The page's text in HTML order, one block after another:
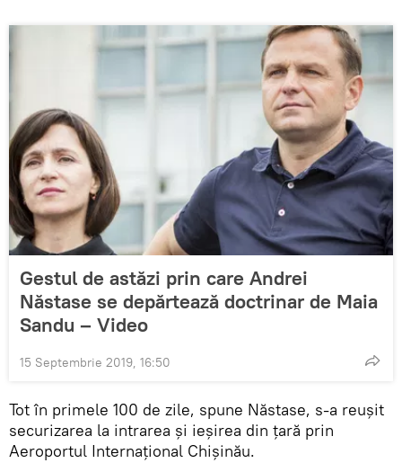
Gestul de astăzi prin care Andrei
Năstase se depărtează doctrinar de Maia
Sandu – Video
15 Septembrie 2019, 16:50
Tot în primele 100 de zile, spune Năstase, s-a reușit
securizarea la intrarea și ieșirea din țară prin
Aeroportul Internațional Chișinău.